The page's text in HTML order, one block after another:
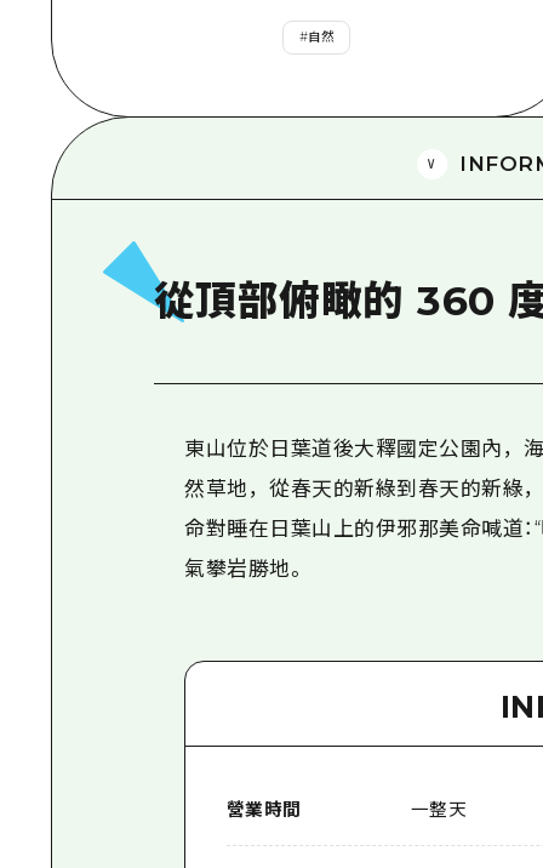
#自然
從頂部俯瞰的 360
東山位於日葉道後大釋國定公園內，
然草地，從春天的新綠到春天的新綠
命對睡在日葉山上的伊邪那美命喊道
氣攀岩勝地。
營業時間 一整天